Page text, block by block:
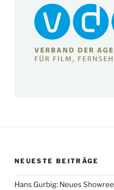
NEUESTE BEITRÄGE
Hans Gurbig: Neues Showreel